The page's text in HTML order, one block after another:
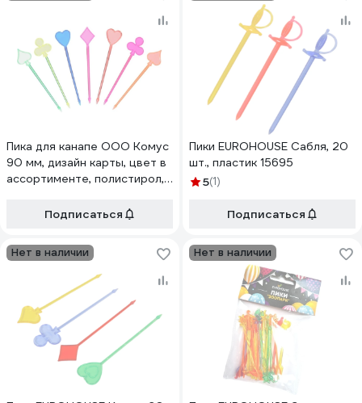
Пика для канапе ООО Комус
90 мм, дизайн карты, цвет в
ассортименте, полистирол,
Подписаться
Пики EUROHOUSE Сабля, 20
шт., пластик 15695
5(1)
Подписаться
Нет в наличии Нет в наличии